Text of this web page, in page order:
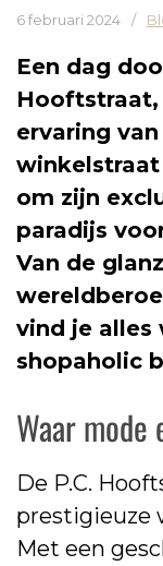
6 februari 2024 /
Een dag
Hooftstraat,
ervaring
om zijn
paradijs
Van de
vind je alles
shopaholic
Waar mode
De P.C.
prestigieuze
Met een